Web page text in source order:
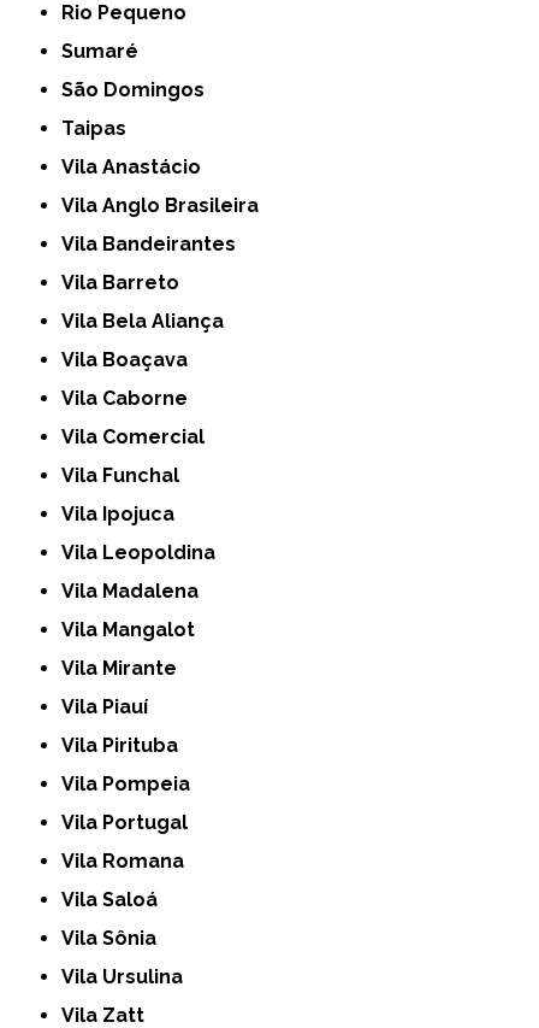
Rio Pequeno
Sumaré
São Domingos
Taipas
Vila Anastácio
Vila Anglo Brasileira
Vila Bandeirantes
Vila Barreto
Vila Bela Aliança
Vila Boaçava
Vila Caborne
Vila Comercial
Vila Funchal
Vila Ipojuca
Vila Leopoldina
Vila Madalena
Vila Mangalot
Vila Mirante
Vila Piauí
Vila Pirituba
Vila Pompeia
Vila Portugal
Vila Romana
Vila Saloá
Vila Sônia
Vila Ursulina
Vila Zatt